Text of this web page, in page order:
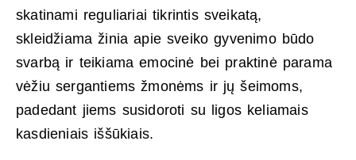
skatinami reguliariai tikrintis sveikatą,
skleidžiama žinia apie sveiko gyvenimo būdo
svarbą ir teikiama emocinė bei praktinė parama
vėžiu sergantiems žmonėms ir jų šeimoms,
padedant jiems susidoroti su ligos keliamais
kasdieniais iššūkiais.